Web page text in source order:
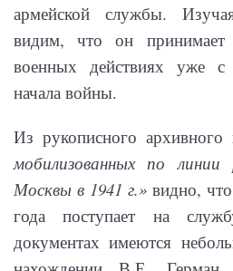
армейской службы.
видим, что он принимает
военных действиях уже
начала войны.
Из рукописного архивного
мобилизованных по
Москвы в 1941 г.»видно,
года поступает на
документах имеются